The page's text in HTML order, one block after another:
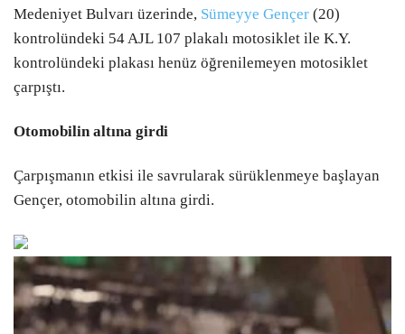
Instagram
LinkedIn
METEOROLOJİ
SAĞLIK
YAŞAM
VİDEO GALERİ
FOTO GALERİ
Medeniyet Bulvarı üzerinde, Sümeyye Gençer (20)
kontrolündeki 54 AJL 107 plakalı motosiklet ile K.Y.
kontrolündeki plakası henüz öğrenilemeyen motosiklet
çarpıştı.
Otomobilin altına girdi
Çarpışmanın etkisi ile savrularak sürüklenmeye başlayan
Gençer, otomobilin altına girdi.